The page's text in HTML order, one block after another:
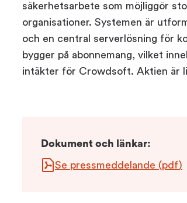
säkerhetsarbete som möjliggör
organisationer. Systemen är
och en central serverlösning för
bygger på abonnemang, vilket
intäkter för Crowdsoft. Aktien är
Dokument och länkar:
Se pressmeddelande (pdf)